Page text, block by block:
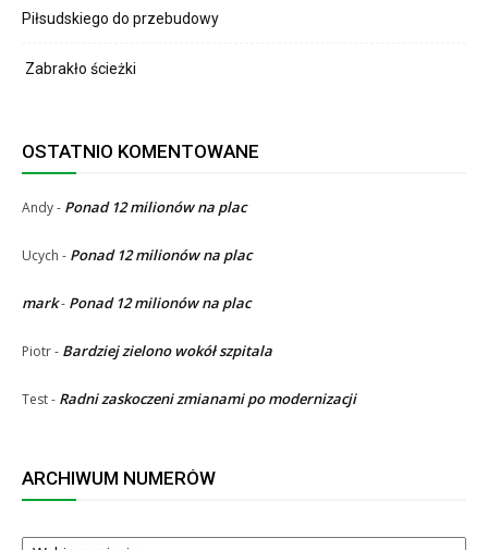
Piłsudskiego do przebudowy
Zabrakło ścieżki
OSTATNIO KOMENTOWANE
Andy- Ponad 12 milionów na plac
Ucych - Ponad 12 milionów na plac
mark- Ponad 12 milionów na plac
Piotr- Bardziej zielono wokół szpitala
Test- Radni zaskoczeni zmianami po modernizacji
ARCHIWUM NUMERÓW
ARCHIWUM